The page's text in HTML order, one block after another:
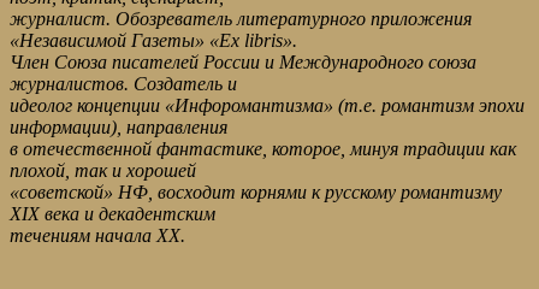
журналист. Обозреватель литературного приложения
«Независимой Газеты» «Ex libris».
Член Союза писателей России и Международного союза
журналистов. Создатель и
идеолог концепции «Инфоромантизма» (т.е. романтизм эпохи
информации), направления
в отечественной фантастике, которое, минуя традиции как
плохой, так и хорошей
«советской» НФ, восходит корнями к русскому романтизму
XIX века и декадентским
течениям начала XX.